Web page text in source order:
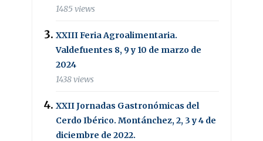
1485 views
XXIII Feria Agroalimentaria.
Valdefuentes 8, 9 y 10 de marzo de
2024
1438 views
XXII Jornadas Gastronómicas del
Cerdo Ibérico. Montánchez, 2, 3 y 4 de
diciembre de 2022.